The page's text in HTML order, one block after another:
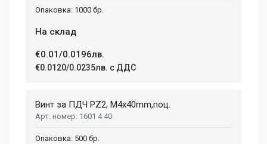
1000 бр.
На склад
€0.01/0.0196лв.
€0.0120/0.0235лв. с ДДС
Винт за ПДЧ PZ2, M4x40mm,поц.
1601 4 40
500 бр.